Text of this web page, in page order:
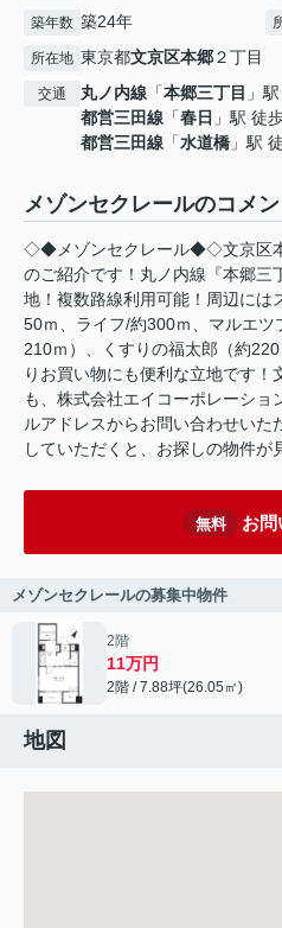
築年数 築24年
所在地 東京都文京区本郷２丁目
交通 丸ノ内線 「本郷三丁目 」
都営三田線 「春日 」駅 徒
都営三田線 「水道橋 」駅
メゾンセクレールのコメ
◇◆メゾンセクレール◆◇文京区
のご紹介です！丸ノ内線『本郷三
地！複数路線利用可能！周辺には
50ｍ、ライフ/約300ｍ、マルエ
210ｍ）、くすりの福太郎（約
りお買い物にも便利な立地です！
も、株式会社エイコーポレーシ
ルアドレスからお問い合わせいた
していただくと、お探しの物件が
無料 お問
メゾンセクレールの募集中物件
2階
11万円
2階 / 7.88坪(26.05㎡)
地図